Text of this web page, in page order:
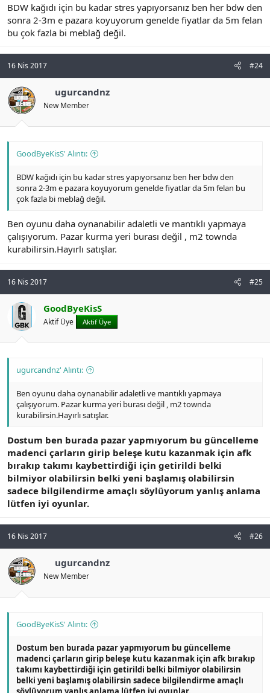
BDW kağıdı için bu kadar stres yapıyorsanız ben her bdw den
sonra 2-3m e pazara koyuyorum genelde fiyatlar da 5m felan
bu çok fazla bi meblağ değil.
16 Nis 2017 #24
ugurcandnz
New Member
GoodByeKisS' Alıntı:
BDW kağıdı için bu kadar stres yapıyorsanız ben her bdw den
sonra 2-3m e pazara koyuyorum genelde fiyatlar da 5m felan bu
çok fazla bi meblağ değil.
Ben oyunu daha oynanabilir adaletli ve mantıklı yapmaya
çalışıyorum. Pazar kurma yeri burası değil , m2 townda
kurabilirsin.Hayırlı satışlar.
16 Nis 2017 #25
GoodByeKisS
Aktif Üye Aktif Üye
ugurcandnz' Alıntı:
Ben oyunu daha oynanabilir adaletli ve mantıklı yapmaya
çalışıyorum. Pazar kurma yeri burası değil , m2 townda
kurabilirsin.Hayırlı satışlar.
Dostum ben burada pazar yapmıyorum bu güncelleme
madenci çarların girip beleşe kutu kazanmak için afk
bırakıp takımı kaybettirdiği için getirildi belki
bilmiyor olabilirsin belki yeni başlamış olabilirsin
sadece bilgilendirme amaçlı söylüyorum yanlış anlama
lütfen iyi oyunlar.
16 Nis 2017 #26
ugurcandnz
New Member
GoodByeKisS' Alıntı:
Dostum ben burada pazar yapmıyorum bu güncelleme
madenci çarların girip beleşe kutu kazanmak için afk bırakıp
takımı kaybettirdiği için getirildi belki bilmiyor olabilirsin
belki yeni başlamış olabilirsin sadece bilgilendirme amaçlı